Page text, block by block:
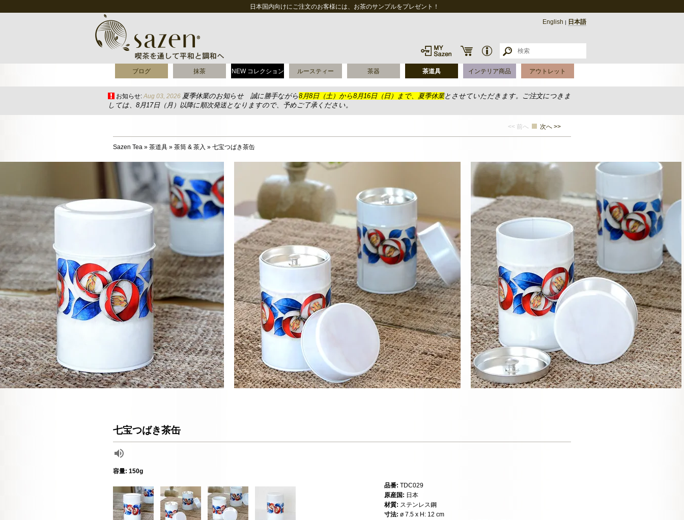
日本国内向けにご注文のお客様には、お茶のサンプルをプレゼント！
English | 日本語
ブログ 抹茶 NEW コレクション ルースティー 茶器 茶道具 インテリア商品 アウトレット
お知らせ: Aug 03, 2026 夏季休業のお知らせ 誠に勝手ながら8月8日（土）から8月16日（日）まで、夏季休業とさせていただきます。ご注文につきま
しては、8月17日（月）以降に順次発送となりますので、予めご了承ください。
<< 前へ 次へ >>
Sazen Tea » 茶道具 » 茶筒 & 茶入 » 七宝つばき茶缶
七宝つばき茶缶
容量: 150g
品番: TDC029
原産国: 日本
材質: ステンレス鋼
寸法: ø 7.5 x H: 12 cm